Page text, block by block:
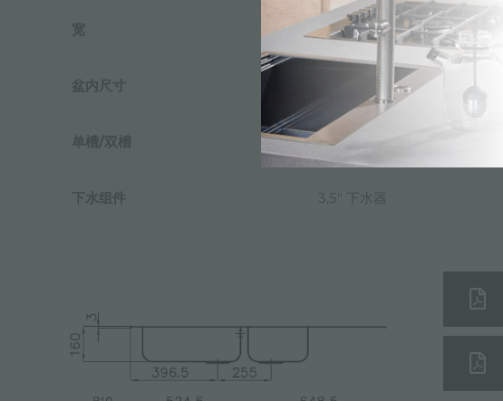
宽 116 cm
盆内尺寸 450x400 + 275x400mm
单槽/双槽 双槽
下水组件 3,5" 下水器